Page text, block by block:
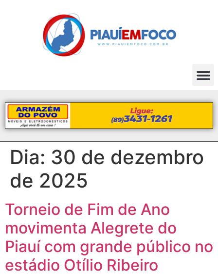
Dia: 30 de dezembro
de 2025
Torneio de Fim de Ano
movimenta Alegrete do
Piauí com grande público no
estádio Otílio Ribeiro